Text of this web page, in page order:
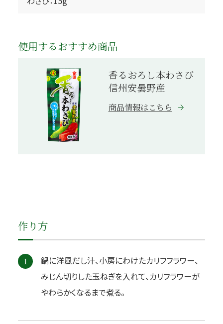
使用するおすすめ商品
香るおろし本わさび
信州安曇野産
商品情報はこちら
作り方
1
鍋に洋風だし汁、小房にわけたカリフフラワー、
みじん切りした玉ねぎを入れて、カリフラワーが
やわらかくなるまで煮る。